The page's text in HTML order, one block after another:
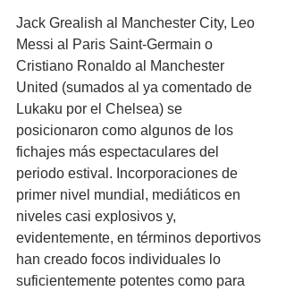
Jack Grealish al Manchester City, Leo
Messi al Paris Saint-Germain o
Cristiano Ronaldo al Manchester
United (sumados al ya comentado de
Lukaku por el Chelsea) se
posicionaron como algunos de los
fichajes más espectaculares del
periodo estival. Incorporaciones de
primer nivel mundial, mediáticos en
niveles casi explosivos y,
evidentemente, en términos deportivos
han creado focos individuales lo
suficientemente potentes como para